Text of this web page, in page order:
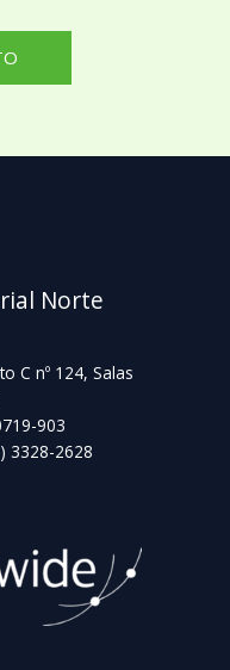
Norte
C nº 124, Salas
903
3328-2628